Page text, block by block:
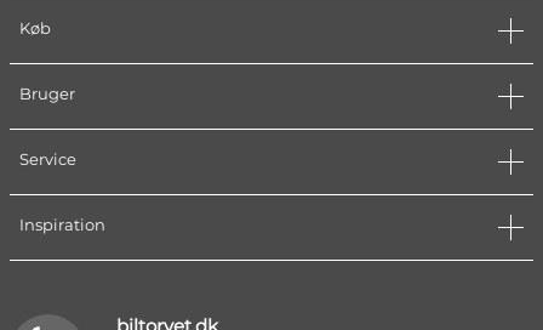
Køb
Bruger
Service
Inspiration